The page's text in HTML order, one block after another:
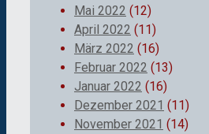
Mai 2022 (12)
April 2022 (11)
März 2022 (16)
Februar 2022 (13)
Januar 2022 (16)
Dezember 2021 (11)
November 2021 (14)